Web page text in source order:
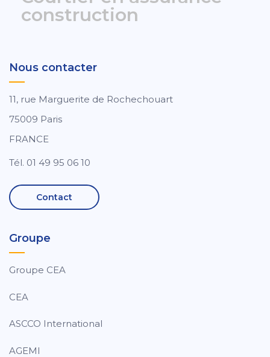
construction
Nous contacter
11, rue Marguerite de Rochechouart
75009 Paris
FRANCE
Tél. 01 49 95 06 10
Contact
Groupe
Groupe CEA
CEA
ASCCO International
AGEMI